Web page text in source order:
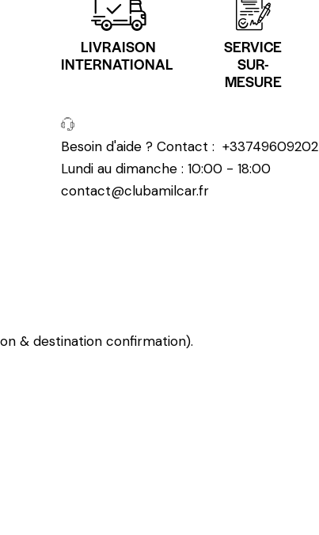
LIVRAISON
INTERNATIONAL
SERVICE
SUR-
MESURE
Besoin d'aide ? Contact : +33749609202
Lundi au dimanche : 10:00 - 18:00
contact@clubamilcar.fr
& destination confirmation).